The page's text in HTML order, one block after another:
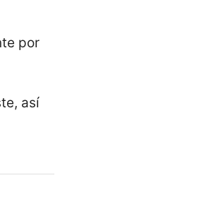
por
así